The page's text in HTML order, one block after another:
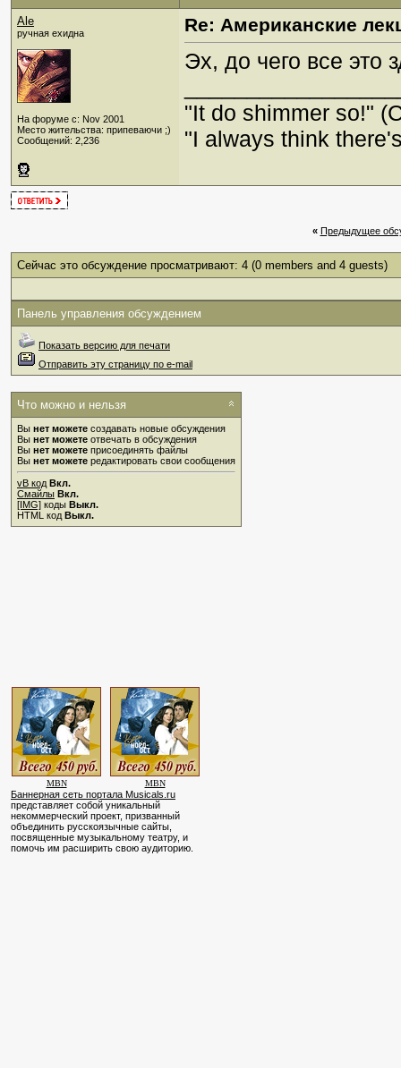
Ale
ручная ехидна
На форуме с: Nov 2001
Место жительства: припеваючи ;)
Сообщений: 2,236
Re: Американские
Эх, до чего все это
"It do shimmer so!"
"I always think
« Предыдущее
Сейчас это обсуждение просматривают: 4 (0 members and 4 guests)
Панель управления обсуждением
Показать версию для печати
Отправить эту страницу по e-mail
Что можно и нельзя
Вы нет можете создавать новые обсуждения
Вы нет можете отвечать в обсуждения
Вы нет можете присоединять файлы
Вы нет можете редактировать свои сообщения
vB код Вкл.
Смайлы Вкл.
[IMG] коды Выкл.
HTML код Выкл.
MBN MBN
Баннерная сеть портала Musicals.ru
представляет собой уникальный
некоммерческий проект, призванный
объединить русскоязычные сайты,
посвященные музыкальному театру, и
помочь им расширить свою аудиторию.